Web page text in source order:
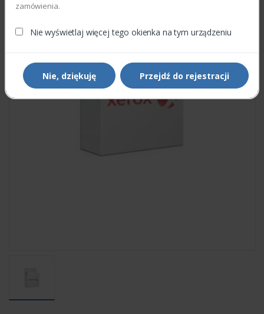
zamówienia.
Nie wyświetlaj więcej tego okienka na tym urządzeniu
Nie, dziękuję Przejdź do rejestracji